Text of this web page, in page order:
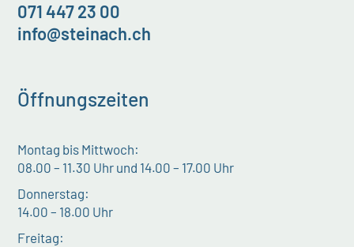
071 447 23 00
info@steinach.ch
Öffnungszeiten
Montag bis Mittwoch:
08.00 – 11.30 Uhr und 14.00 – 17.00 Uhr
Donnerstag:
14.00 – 18.00 Uhr
Freitag: